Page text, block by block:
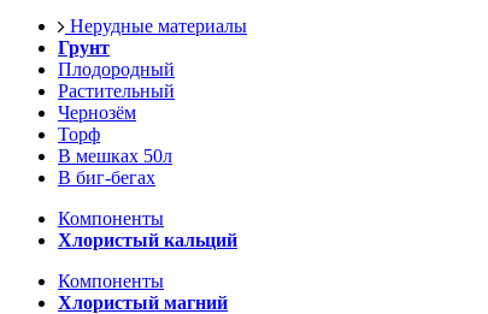
Нерудные материалы
Грунт
Плодородный
Растительный
Чернозём
Торф
В мешках 50л
В биг-бегах
Компоненты
Хлористый кальций
Компоненты
Хлористый магний